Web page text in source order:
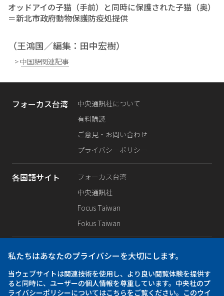
オッドアイの子猫（手前）と同時に保護された子猫（奥）
＝新北市政府動物保護防疫処提供
（王鴻国／編集：田中宏樹）
> 中国語関連記事
フォーカス台湾
中央通訊社について
有料購読
ご意見・お問い合わせ
プライバシーポリシー
各国語サイト
フォーカス台湾
中央通訊社
Focus Taiwan
Fokus Taiwan
SNS公式
Facebook
Instagram
私たちはあなたのプライバシーを大切にします。
当ウェブサイトは関連技術を使用し、より良い閲覧体験を提供す
ると同時に、ユーザーの個人情報を尊重しています。中央社のプ
ライバシーポリシーについてはこちらをご覧ください。このウイ